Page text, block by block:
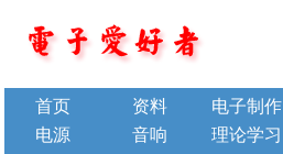
首页 资料 电子制作
电源
音响 理论学习